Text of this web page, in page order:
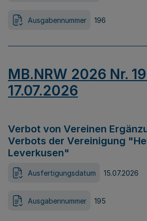
Ausgabennummer 196
MB.NRW 2026 Nr.
17.07.2026
Verbot von Vereinen
Verbots der Vereinigung
Leverkusen"
Ausfertigungsdatum 15.07.2026
Ausgabennummer 195